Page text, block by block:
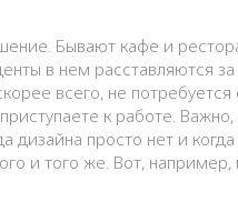
Бывают кафе и
в нем расставляются
всего, не потребуется
к работе.
дизайна просто нет и
и того же. Вот, например,